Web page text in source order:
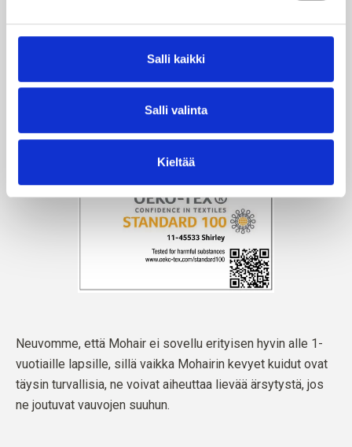
Salli kaikki
Salli valinta
Kieltää
Neuvomme, että Mohair ei sovellu erityisen hyvin alle 1-
vuotiaille lapsille, sillä vaikka Mohairin kevyet kuidut ovat
täysin turvallisia, ne voivat aiheuttaa lievää ärsytystä, jos
ne joutuvat vauvojen suuhun.